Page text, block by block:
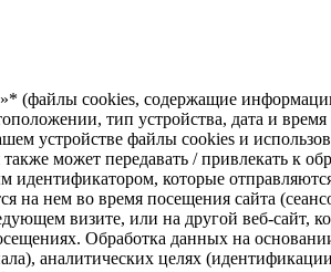
(файлы cookies, содержащие
тип устройства, дата и время
устройстве файлы cookies и
может передавать / привлекать к
которые отправляются
на нем во время посещения сайта
визите, или на другой веб-сайт,
Обработка данных на
аналитических целях